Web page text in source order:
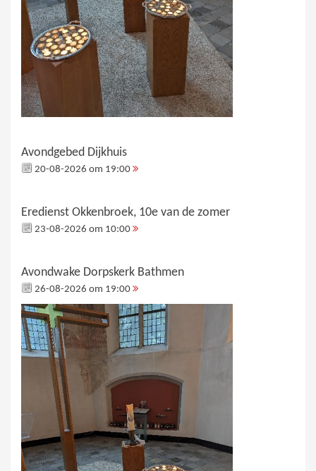
Avondgebed Dijkhuis
20-08-2026 om 19:00
Eredienst Okkenbroek, 10e van de zomer
23-08-2026 om 10:00
Avondwake Dorpskerk Bathmen
26-08-2026 om 19:00